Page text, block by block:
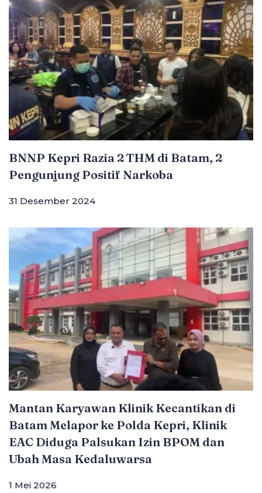
BNNP Kepri Razia 2 THM di Batam, 2
Pengunjung Positif Narkoba
31 Desember 2024
Mantan Karyawan Klinik Kecantikan di
Batam Melapor ke Polda Kepri, Klinik
EAC Diduga Palsukan Izin BPOM dan
Ubah Masa Kedaluwarsa
1 Mei 2026